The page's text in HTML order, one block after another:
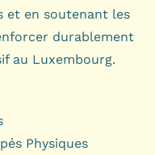
en soutenant les
durablement
au Luxembourg.
Physiques